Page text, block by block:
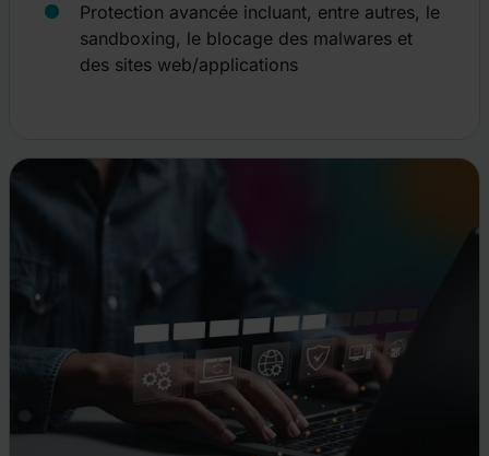
Protection avancée incluant, entre autres, le
sandboxing, le blocage des malwares et
des sites web/applications